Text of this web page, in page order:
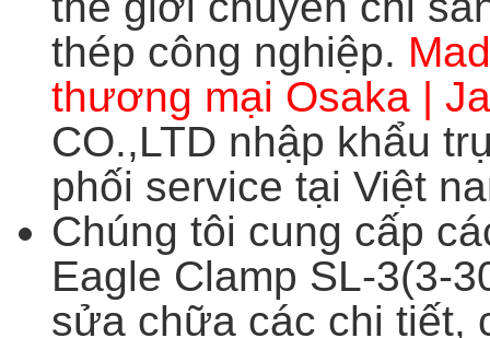
thép công nghiệp.
thương mại Osaka |
CO.,LTD nhập khẩu
phối service tại Việt
Chúng tôi cung cấp
Eagle Clamp SL-3(3-
sửa chữa các chi tiết,